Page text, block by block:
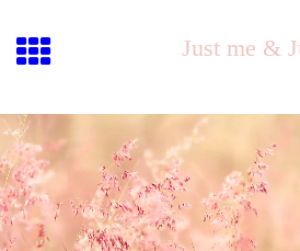
Just me &